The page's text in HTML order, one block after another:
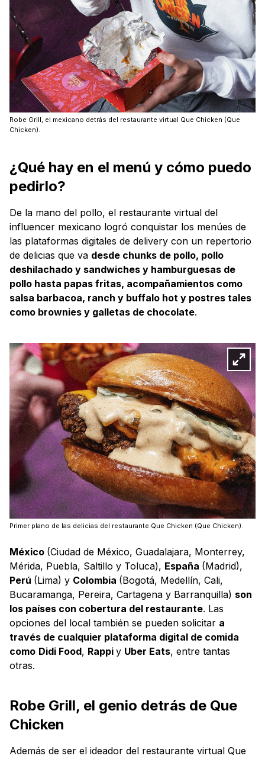
Robe Grill, el mexicano detrás del restaurante virtual Que Chicken (Que
Chicken).
¿Qué hay en el menú y cómo puedo
pedirlo?
De la mano del pollo, el restaurante virtual del
influencer mexicano logró conquistar los menúes de
las plataformas digitales de delivery con un repertorio
de delicias que va desde chunks de pollo, pollo
deshilachado y sandwiches y hamburguesas de
pollo hasta papas fritas, acompañamientos como
salsa barbacoa, ranch y buffalo hot y postres tales
como brownies y galletas de chocolate.
Primer plano de las delicias del restaurante Que Chicken (Que Chicken).
México (Ciudad de México, Guadalajara, Monterrey,
Mérida, Puebla, Saltillo y Toluca), España (Madrid),
Perú (Lima) y Colombia (Bogotá, Medellín, Cali,
Bucaramanga, Pereira, Cartagena y Barranquilla) son
los países con cobertura del restaurante. Las
opciones del local también se pueden solicitar a
través de cualquier plataforma digital de comida
como Didi Food, Rappi y Uber Eats, entre tantas
otras.
Robe Grill, el genio detrás de Que
Chicken
Además de ser el ideador del restaurante virtual Que